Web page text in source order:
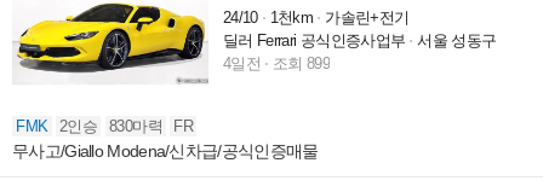
24/10 1천km
가솔린+전기
딜러 Ferrari 공식인증사업부
서울 성동구
4일전
조회 899
FMK 2인승 830마력 FR
무사고/Giallo Modena/신차급/공식인증매물